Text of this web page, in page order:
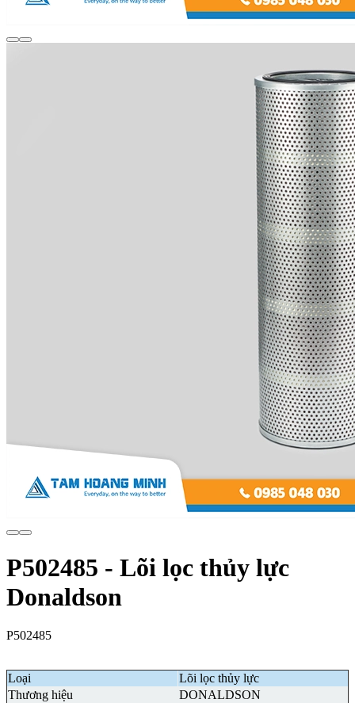
P502485 - Lõi lọc thủy lực
Donaldson
P502485
Loại
Lõi lọc thủy lực
Thương hiệu
DONALDSON